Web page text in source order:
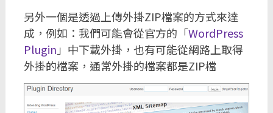
另外一個是透過上傳外掛ZIP檔案的方式來達
成，例如：我們可能會從官方的「WordPress
Plugin 」中下載外掛，也有可能從網路上取得
外掛的檔案，通常外掛的檔案都是ZIP檔